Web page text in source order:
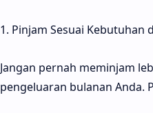
1. Pinjam Sesuai Kebutuhan
Jangan pernah meminjam
pengeluaran bulanan Anda.